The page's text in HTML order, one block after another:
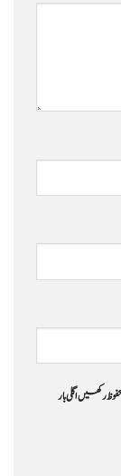
اگلی بار